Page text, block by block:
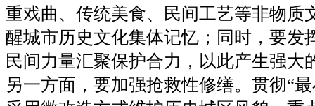
重戏曲、传统美食、民间工艺等非物质
醒城市历史文化集体记忆；同时，要发
民间力量汇聚保护合力，以此产生强大
另一方面，要加强抢救性修缮。贯彻“